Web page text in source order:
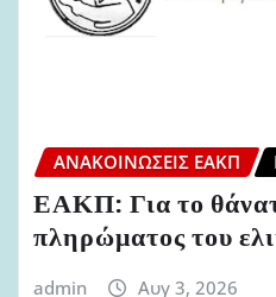
ΑΝΑΚΟΙΝΏΣΕΙΣ ΕΑΚΠ
ΕΑΚΠ: Για το
πληρώματος του
admin Αυγ 3, 2026